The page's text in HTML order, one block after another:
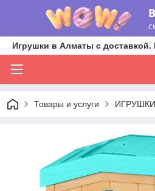
Игрушки в Алматы с доставкой.
Товары и услуги